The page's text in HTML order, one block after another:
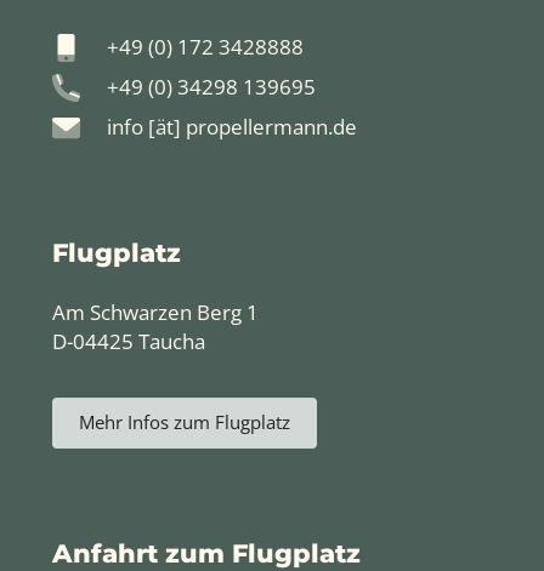
+49 (0) 172 3428888
+49 (0) 34298 139695
info [ät] propellermann.de
Anfahrt zum Flugplatz
Flugplatz
Am Schwarzen Berg 1
D-04425 Taucha
Mehr Infos zum Flugplatz